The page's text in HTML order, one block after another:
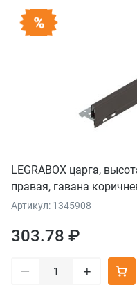
LEGRABOX царга,
правая, гавана
Артикул: 1345908
303.78 ₽
– +